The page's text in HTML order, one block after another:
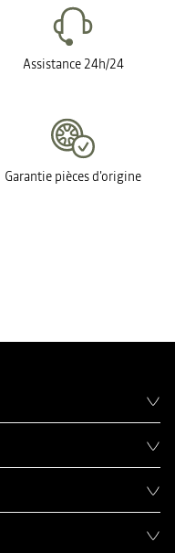
Assistance 24h/24
Garantie pièces d'origine